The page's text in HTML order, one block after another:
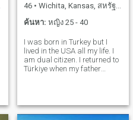
46 • Wichita, Kansas, สหรัฐอเมริกา
ค้นหา: หญิง 25 - 40
I was born in Turkey but I
lived in the USA all my life. I
am dual citizen. I returned to
Türkiye when my father
live retired life with me in
Turkey. I have a be